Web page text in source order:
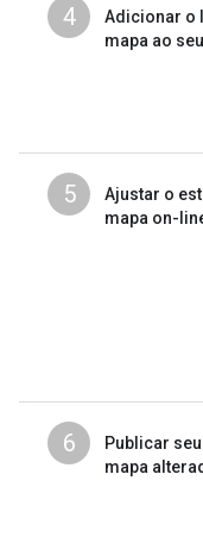
4
Adicionar o
mapa ao
5
Ajustar o
mapa on-
6
Publicar
mapa